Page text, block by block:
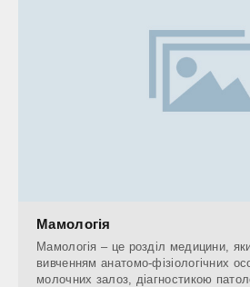
Мамологія
Мамологія – це розділ медицини,
вивченням анатомо-фізіологічних
молочних залоз, діагностикою